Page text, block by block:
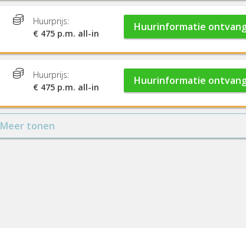
Huurprijs:
€ 475 p.m. all-in
Huurinformatie
Huurprijs:
€ 475 p.m. all-in
Huurinformatie
Meer tonen